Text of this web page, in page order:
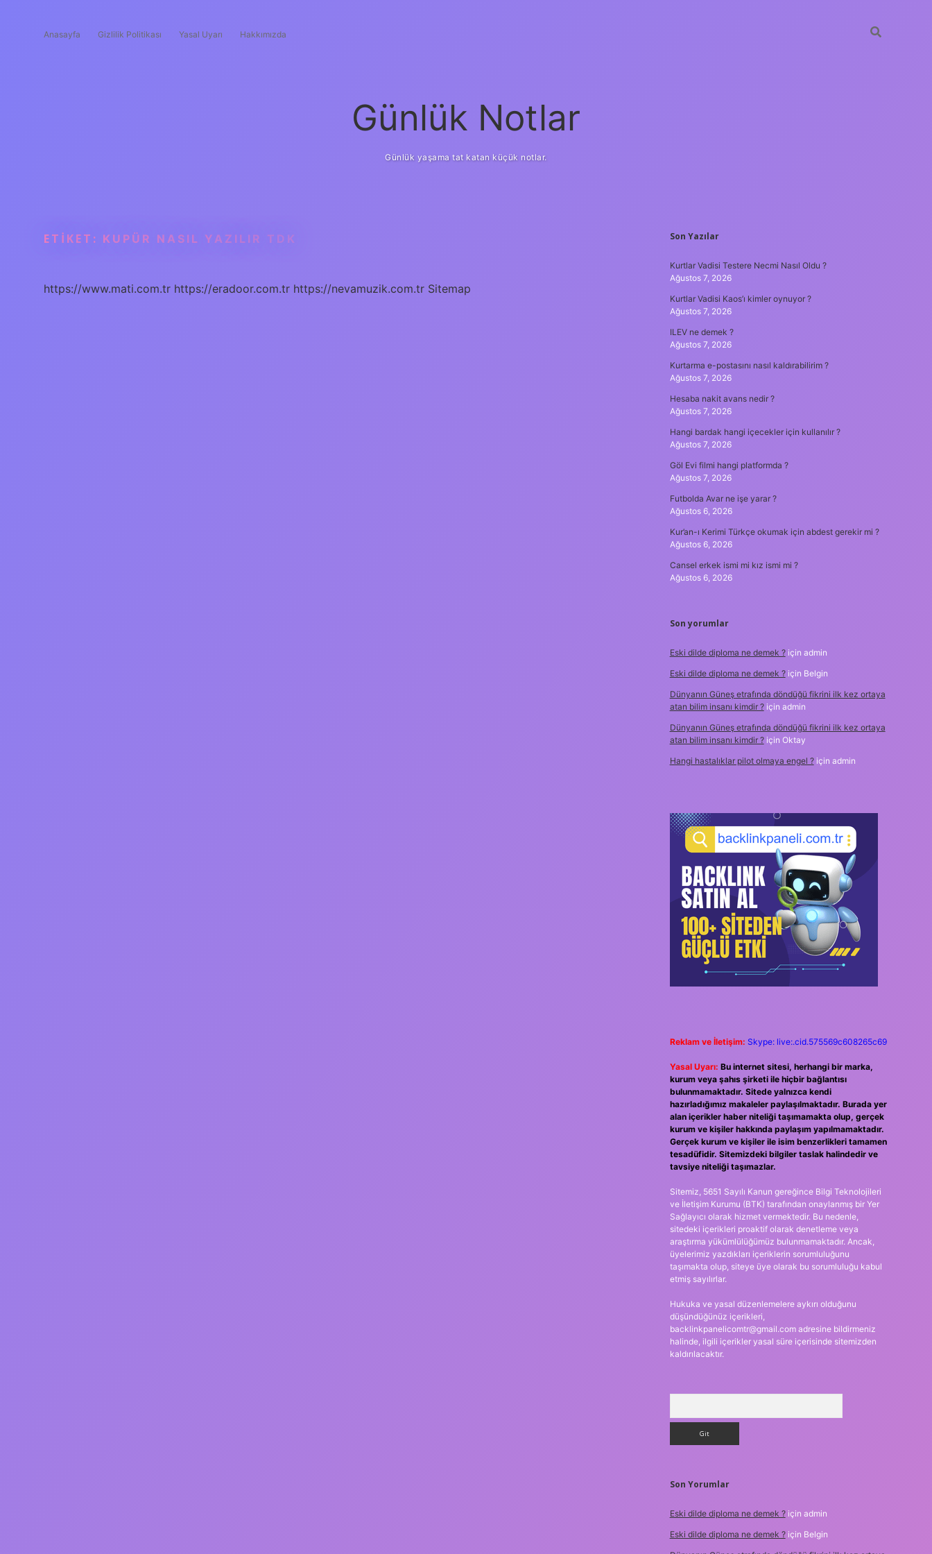
Anasayfa Gizlilik Politikası Yasal Uyarı Hakkımızda
Günlük Notlar
Günlük yaşama tat katan küçük notlar.
ETIKET: KUPÜR NASIL YAZILIR TDK
https://www.mati.com.tr https://eradoor.com.tr https://nevamuzik.com.tr Sitemap
SIDEBAR
Son Yazılar
Kurtlar Vadisi Testere Necmi Nasıl Oldu ?
Ağustos 7, 2026
Kurtlar Vadisi Kaos’ı kimler oynuyor ?
Ağustos 7, 2026
ILEV ne demek ?
Ağustos 7, 2026
Kurtarma e-postasını nasıl kaldırabilirim ?
Ağustos 7, 2026
Hesaba nakit avans nedir ?
Ağustos 7, 2026
Hangi bardak hangi içecekler için kullanılır ?
Ağustos 7, 2026
Göl Evi filmi hangi platformda ?
Ağustos 7, 2026
Futbolda Avar ne işe yarar ?
Ağustos 6, 2026
Kur’an-ı Kerimi Türkçe okumak için abdest gerekir mi ?
Ağustos 6, 2026
Cansel erkek ismi mi kız ismi mi ?
Ağustos 6, 2026
Son yorumlar
Eski dilde diploma ne demek ?için admin
Eski dilde diploma ne demek ?için Belgin
Dünyanın Güneş etrafında döndüğü fikrini ilk kez ortaya
atan bilim insanı kimdir ?için admin
Dünyanın Güneş etrafında döndüğü fikrini ilk kez ortaya
atan bilim insanı kimdir ?için Oktay
Hangi hastalıklar pilot olmaya engel ?için admin
Reklam ve İletişim: Skype: live:.cid.575569c608265c69
Yasal Uyarı: Bu internet sitesi, herhangi bir marka,
kurum veya şahıs şirketi ile hiçbir bağlantısı
bulunmamaktadır. Sitede yalnızca kendi
hazırladığımız makaleler paylaşılmaktadır. Burada yer
alan içerikler haber niteliği taşımamakta olup, gerçek
kurum ve kişiler hakkında paylaşım yapılmamaktadır.
Gerçek kurum ve kişiler ile isim benzerlikleri tamamen
tesadüfidir. Sitemizdeki bilgiler taslak halindedir ve
tavsiye niteliği taşımazlar.
Sitemiz, 5651 Sayılı Kanun gereğince Bilgi Teknolojileri
ve İletişim Kurumu (BTK) tarafından onaylanmış bir Yer
Sağlayıcı olarak hizmet vermektedir. Bu nedenle,
sitedeki içerikleri proaktif olarak denetleme veya
araştırma yükümlülüğümüz bulunmamaktadır. Ancak,
üyelerimiz yazdıkları içeriklerin sorumluluğunu
taşımakta olup, siteye üye olarak bu sorumluluğu kabul
etmiş sayılırlar.
Hukuka ve yasal düzenlemelere aykırı olduğunu
düşündüğünüz içerikleri,
backlinkpanelicomtr@gmail.comadresine bildirmeniz
halinde, ilgili içerikler yasal süre içerisinde sitemizden
kaldırılacaktır.
Son Yorumlar
Eski dilde diploma ne demek ?için admin
Eski dilde diploma ne demek ?için Belgin